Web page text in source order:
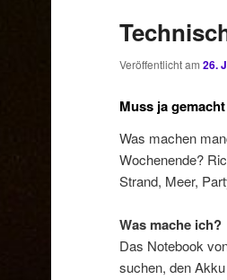
Veröffentlicht am 26.
Muss ja
Was machen
Wochenende?
Strand, Meer,
Was mache ich?
Das Notebook
suchen, den